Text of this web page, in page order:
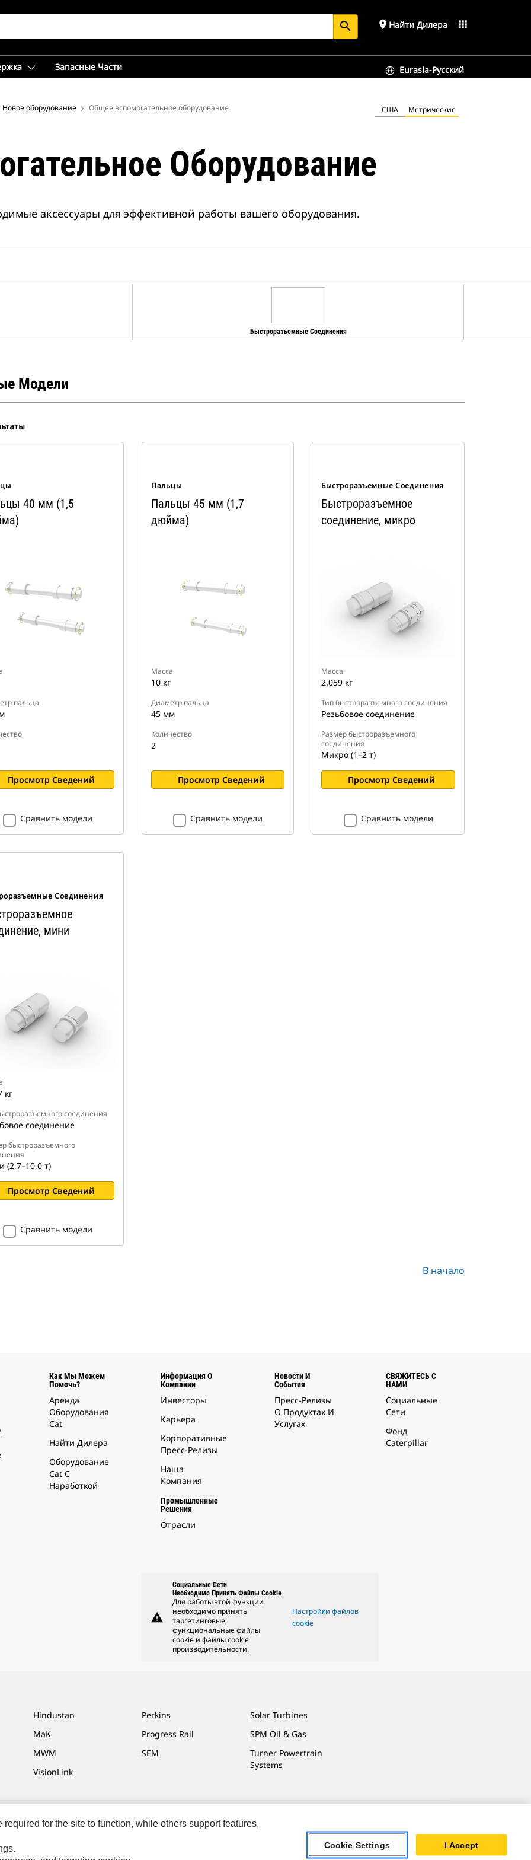
search place Найти Дилера apps
Запасные Части Eurasia-Русский
Новое оборудование Общее вспомогательное оборудование США Метрические
Оборудование
аксессуары для эффективной работы вашего оборудования.
Быстроразъемные Соединения
Модели
40 мм (1,5
пальца
Просмотр Сведений
Сравнить модели
Пальцы
Пальцы 45 мм (1,7
дюйма)
Масса
10 кг
Диаметр пальца
45 мм
Количество
2
Просмотр Сведений
Сравнить модели
Быстроразъемные Соединения
Быстроразъемное
соединение, микро
Масса
2.059 кг
Тип быстроразъемного соединения
Резьбовое соединение
Размер быстроразъемного
соединения
Микро (1–2 т)
Просмотр Сведений
Сравнить модели
Соединения
мини
кг
соединения
соединение
быстроразъемного
(2,7–10,0 т)
Просмотр Сведений
Сравнить модели
В начало
Как Мы Можем
Помочь?
Аренда
Оборудования
Cat
Найти Дилера
Оборудование
Cat С
Наработкой
Информация О
Компании
Инвесторы
Карьера
Корпоративные
Пресс-Релизы
Наша
Компания
Промышленные
Решения
Отрасли
Новости И
События
Пресс-Релизы
О Продуктах И
Услугах
СВЯЖИТЕСЬ С
НАМИ
Социальные
Сети
Фонд
Caterpillar
warning
Социальные Сети
Необходимо Принять Файлы Cookie
Для работы этой функции
необходимо принять
таргетинговые,
функциональные файлы
cookie и файлы cookie
производительности.
Настройки файлов
cookie
Hindustan
MaK
MWM
VisionLink
Perkins
Progress Rail
SEM
Solar Turbines
SPM Oil & Gas
Turner Powertrain
Systems
Cookie Settings Юридическая Информация Конфиденциальность Личных Данных
for the site to function, while others support features,
Cookie Settings I Accept